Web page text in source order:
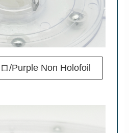
/Purple Non Holofoil